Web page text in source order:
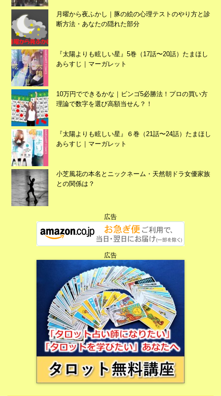
広告
広告
月曜から夜ふかし｜豚の絵の心理テストのやり方と診
断方法・あなたの隠れた部分
『太陽よりも眩しい星』5巻（17話〜20話）たまほし
あらすじ｜マーガレット
10万円でできるかな｜ビンゴ5必勝法！プロの買い方
理論で数字を選び高額当せん？！
『太陽よりも眩しい星』６巻（21話〜24話）たまほし
あらすじ｜マーガレット
小芝風花の本名とニックネーム・天然朝ドラ女優家族
との関係は？
広告
広告